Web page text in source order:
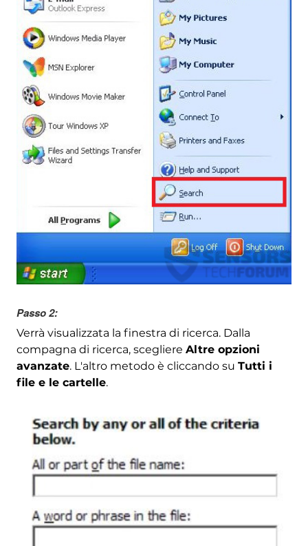
Passo 2:
Verrà visualizzata la finestra di ricerca. Dalla
compagna di ricerca, scegliere Altre opzioni
avanzate. L'altro metodo è cliccando su Tutti i
file e le cartelle.